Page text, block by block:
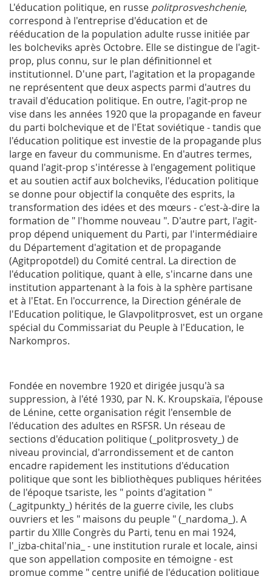
L'éducation politique, en russe politprosveshchenie,
correspond à l'entreprise d'éducation et de
rééducation de la population adulte russe initiée par
les bolcheviks après Octobre. Elle se distingue de l'agit-
prop, plus connu, sur le plan définitionnel et
institutionnel. D'une part, l'agitation et la propagande
ne représentent que deux aspects parmi d'autres du
travail d'éducation politique. En outre, l'agit-prop ne
vise dans les années 1920 que la propagande en faveur
du parti bolchevique et de l'Etat soviétique - tandis que
l'éducation politique est investie de la propagande plus
large en faveur du communisme. En d'autres termes,
quand l'agit-prop s'intéresse à l'engagement politique
et au soutien actif aux bolcheviks, l'éducation politique
se donne pour objectif la conquête des esprits, la
transformation des idées et des mœurs - c'est-à-dire la
formation de " l'homme nouveau ". D'autre part, l'agit-
prop dépend uniquement du Parti, par l'intermédiaire
du Département d'agitation et de propagande
(Agitpropotdel) du Comité central. La direction de
l'éducation politique, quant à elle, s'incarne dans une
institution appartenant à la fois à la sphère partisane
et à l'Etat. En l'occurrence, la Direction générale de
l'Education politique, le Glavpolitprosvet, est un organe
spécial du Commissariat du Peuple à l'Education, le
Narkompros.
Fondée en novembre 1920 et dirigée jusqu'à sa
suppression, à l'été 1930, par N. K. Kroupskaïa, l'épouse
de Lénine, cette organisation régit l'ensemble de
l'éducation des adultes en RSFSR. Un réseau de
sections d'éducation politique (_politprosvety_) de
niveau provincial, d'arrondissement et de canton
encadre rapidement les institutions d'éducation
politique que sont les bibliothèques publiques héritées
de l'époque tsariste, les " points d'agitation "
(_agitpunkty_) hérités de la guerre civile, les clubs
ouvriers et les " maisons du peuple " (_nardoma_). A
partir du XIIIe Congrès du Parti, tenu en mai 1924,
l'_izba-chital'nia_ - une institution rurale et locale, ainsi
que son appellation composite en témoigne - est
promue comme " centre unifié de l'éducation politique